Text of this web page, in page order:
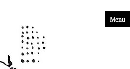
Menu